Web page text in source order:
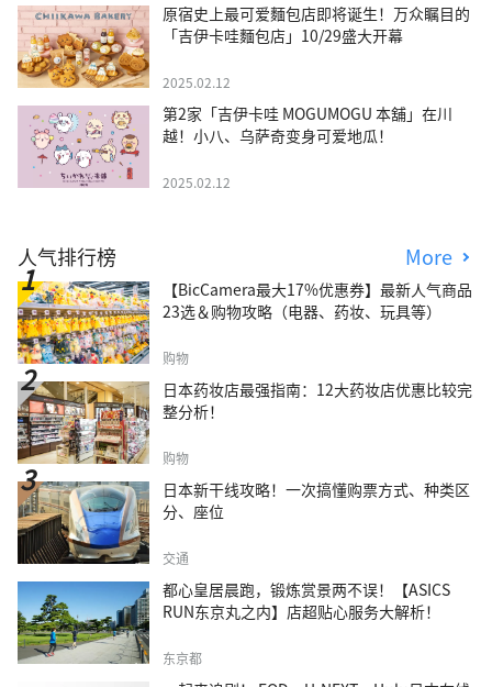
原宿史上最可爱麵包店即将诞生！万众瞩目的
「吉伊卡哇麵包店」10/29盛大开幕
2025.02.12
第2家「吉伊卡哇 MOGUMOGU 本舖」在川
越！小八、乌萨奇变身可爱地瓜！
2025.02.12
人气排行榜 More
【BicCamera最大17%优惠券】最新人气商品
23选＆购物攻略（电器、药妆、玩具等）
购物
日本药妆店最强指南：12大药妆店优惠比较完
整分析！
购物
日本新干线攻略！一次搞懂购票方式、种类区
分、座位
交通
都心皇居晨跑，锻炼赏景两不误！【ASICS
RUN东京丸之内】店超贴心服务大解析！
东京都